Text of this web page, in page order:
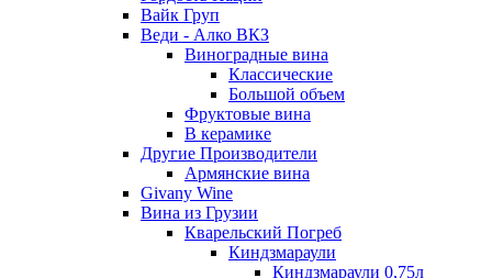
Вайк Груп
Веди - Алко ВКЗ
Виноградные вина
Классические
Большой объем
Фруктовые вина
В керамике
Другие Производители
Армянские вина
Givany Wine
Вина из Грузии
Кварельский Погреб
Киндзмараули
Киндзмараули 0,75л